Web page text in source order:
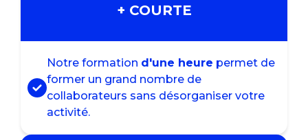
+ COURTE
Notre formation d'une heure permet de
former un grand nombre de
collaborateurs sans désorganiser votre
activité.